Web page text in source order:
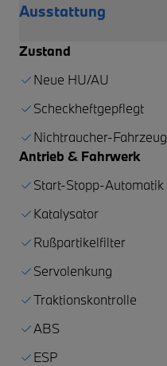
Ausstattung
Zustand
Neue HU/AU
Scheckheftgepflegt
Nichtraucher-Fahrzeug
Antrieb & Fahrwerk
Start-Stopp-Automatik
Katalysator
Rußpartikelfilter
Servolenkung
Traktionskontrolle
ABS
ESP